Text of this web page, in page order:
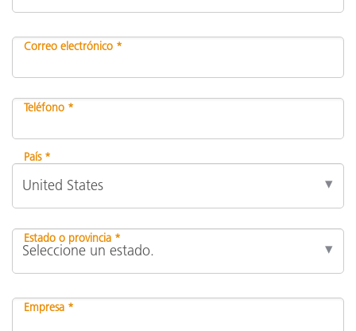
Correo electrónico *
Teléfono *
País *
Estado o provincia *
Empresa *